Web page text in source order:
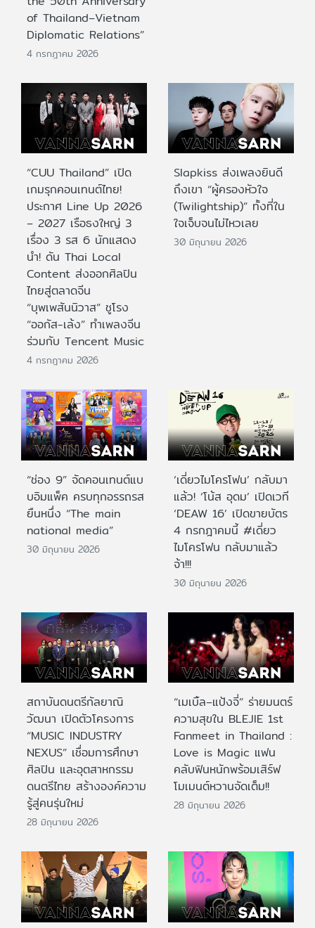
of Thailand–Vietnam
Diplomatic Relations”
4 กรกฎาคม 2026
“CUU Thailand” เปิด
เกมรุกคอนเทนต์ไทย!
ประกาศ Line Up 2026
– 2027 เรือธงใหญ่ 3
เรื่อง 3 รส 6 นักแสดง
นำ! ดัน Thai Local
Content ส่งออกศิลปิน
ไทยสู่ตลาดจีน
“บุพเพสันนิวาส” ชูโรง
“ออกัส-เล้ง” ทำเพลงจีน
ร่วมกับ Tencent Music
4 กรกฎาคม 2026
Slapkiss ส่งเพลงยินดี
ถึงเขา “ผู้ครองหัวใจ
(Twilightship)” ทั้งที่ใน
ใจเจ็บจนไม่ไหวเลย
30 มิถุนายน 2026
“ช่อง 9” จัดคอนเทนต์แบ
บอิมแพ็ค ครบทุกอรรถรส
ยืนหนึ่ง “The main
national media”
30 มิถุนายน 2026
‘เดี่ยวไมโครโฟน’ กลับมา
แล้ว! ‘โน้ส อุดม’ เปิดเวที
‘DEAW 16’ เปิดขายบัตร
4 กรกฎาคมนี้ #เดี่ยว
ไมโครโฟน กลับมาแล้ว
จ้า!!!
30 มิถุนายน 2026
สถาบันดนตรีกัลยาณิ
วัฒนา เปิดตัวโครงการ
“MUSIC INDUSTRY
NEXUS” เชื่อมการศึกษา
ศิลปิน และอุตสาหกรรม
ดนตรีไทย สร้างองค์ความ
รู้สู่คนรุ่นใหม่
28 มิถุนายน 2026
“เมเบิ้ล–แป้งจี่” ร่ายมนตร์
ความสุขใน BLEJIE 1st
Fanmeet in Thailand :
Love is Magic แฟน
คลับฟินหนักพร้อมเสิร์ฟ
โมเมนต์หวานจัดเต็ม!!
28 มิถุนายน 2026